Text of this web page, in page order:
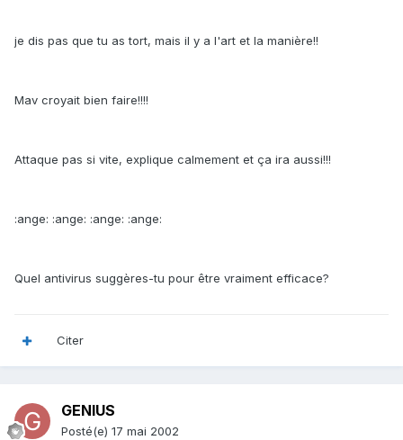
je dis pas que tu as tort, mais il y a l'art et la manière!!
Mav croyait bien faire!!!!
Attaque pas si vite, explique calmement et ça ira aussi!!!
:ange: :ange: :ange: :ange:
Quel antivirus suggères-tu pour être vraiment efficace?
Citer
GENIUS
Posté(e) 17 mai 2002